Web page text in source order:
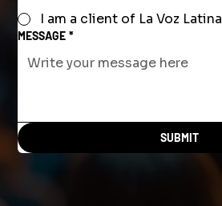
I am a client of La Voz Latina
MESSAGE *
SUBMIT